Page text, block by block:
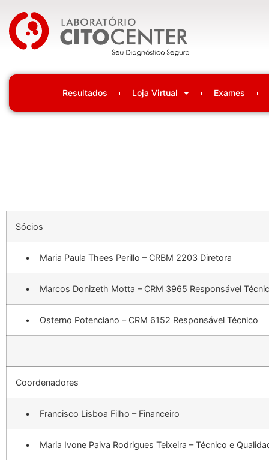
Laboratório Citocenter
Resultados Loja Virtual Exames
Sócios
• Maria Paula Thees Perillo – CRBM 2203 Diretora
• Marcos Donizeth Motta – CRM 3965 Responsável
• Osterno Potenciano – CRM 6152 Responsável Técnico
Coordenadores
• Francisco Lisboa Filho – Financeiro
• Maria Ivone Paiva Rodrigues Teixeira – Técnico e